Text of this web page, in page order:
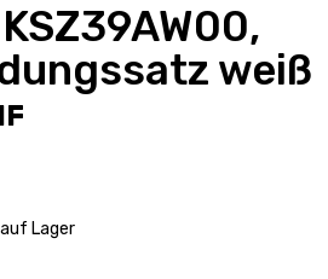
weiß
auf Lager